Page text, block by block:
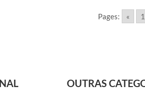
Pages: « 1
OUTRAS